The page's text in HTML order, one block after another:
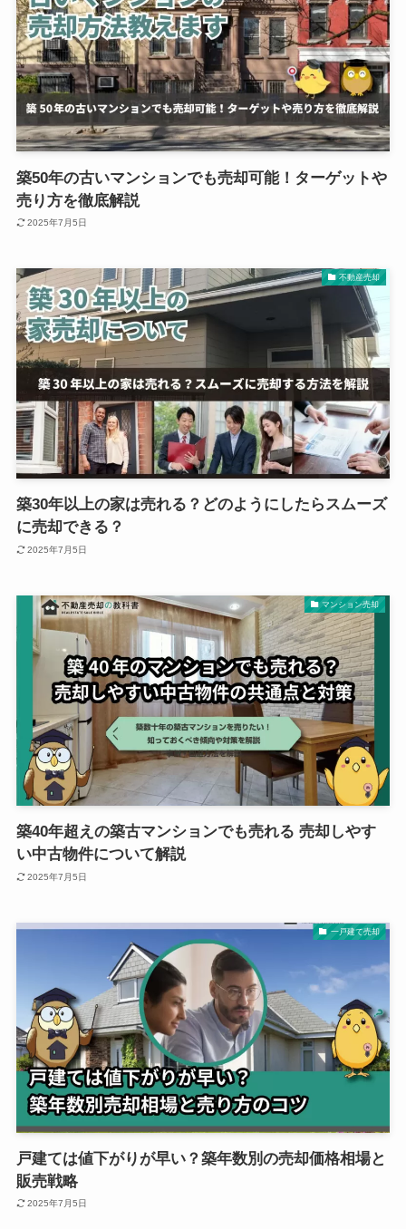
築50年の古いマンションでも売却可能！ターゲットや
売り方を徹底解説
2025年7月5日
不動産売却
築30年以上の家は売れる？どのようにしたらスムーズ
に売却できる？
2025年7月5日
マンション売却
築40年超えの築古マンションでも売れる 売却しやす
い中古物件について解説
2025年7月5日
一戸建て売却
戸建ては値下がりが早い？築年数別の売却価格相場と
販売戦略
2025年7月5日